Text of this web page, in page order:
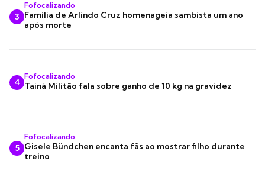
3
Fofocalizando
Família de Arlindo Cruz homenageia sambista um ano
após morte
4
Fofocalizando
Tainá Militão fala sobre ganho de 10 kg na gravidez
5
Fofocalizando
Gisele Bündchen encanta fãs ao mostrar filho durante
treino